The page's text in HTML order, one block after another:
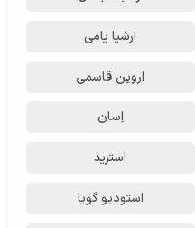
ارشیا یامی
اروین قاسمی
اِسان
استرید
استودیو گویا